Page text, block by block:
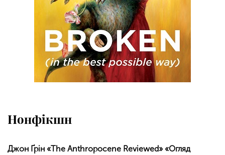
Нонфікшн
Джон Ґрін «The Anthropocene Reviewed» «Огляд